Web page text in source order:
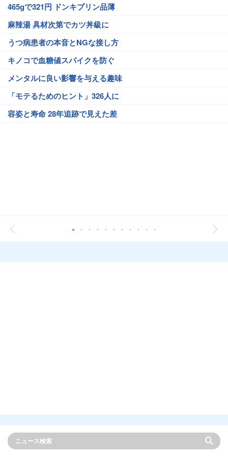
465gで321円 ドンキプリン品薄
麻辣湯 具材次第でカツ丼級に
うつ病患者の本音とNGな接し方
キノコで血糖値スパイクを防ぐ
メンタルに良い影響を与える趣味
「モテるためのヒント」326人に
容姿と寿命 28年追跡で見えた差